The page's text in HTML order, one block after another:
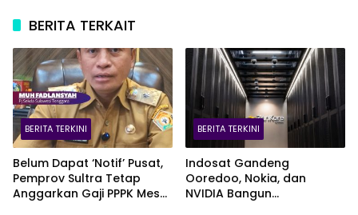
BERITA TERKAIT
BERITA TERKINI
Belum Dapat ‘Notif’ Pusat,
Pemprov Sultra Tetap
Anggarkan Gaji PPPK Meski
BERITA TERKINI
Indosat Gandeng
Ooredoo, Nokia, dan
NVIDIA Bangun